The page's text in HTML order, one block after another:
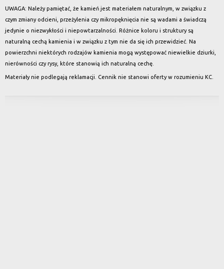
UWAGA: Należy pamiętać, że kamień jest materiałem naturalnym, w związku z
czym zmiany odcieni, przeżylenia czy mikropęknięcia nie są wadami a świadczą
jedynie o niezwykłości i niepowtarzalności. Różnice koloru i struktury są
naturalną cechą kamienia i w związku z tym nie da się ich przewidzieć. Na
powierzchni niektórych rodzajów kamienia mogą występować niewielkie dziurki,
nierówności czy rysy, które stanowią ich naturalną cechę.
Materiały nie podlegają reklamacji. Cennik nie stanowi oferty w rozumieniu KC.